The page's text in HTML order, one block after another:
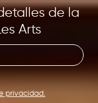
de la
Arts
privacidad.